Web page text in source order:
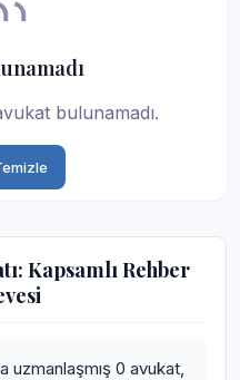
bulunamadı.
Kapsamlı Rehber
uzmanlaşmış 0 avukat,